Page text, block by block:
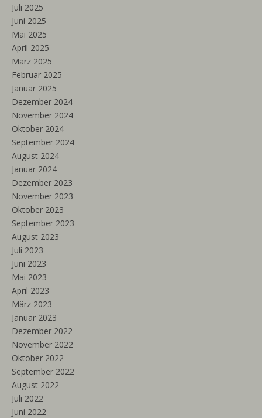
Juli 2025
Juni 2025
Mai 2025
April 2025
März 2025
Februar 2025
Januar 2025
Dezember 2024
November 2024
Oktober 2024
September 2024
August 2024
Januar 2024
Dezember 2023
November 2023
Oktober 2023
September 2023
August 2023
Juli 2023
Juni 2023
Mai 2023
April 2023
März 2023
Januar 2023
Dezember 2022
November 2022
Oktober 2022
September 2022
August 2022
Juli 2022
Juni 2022